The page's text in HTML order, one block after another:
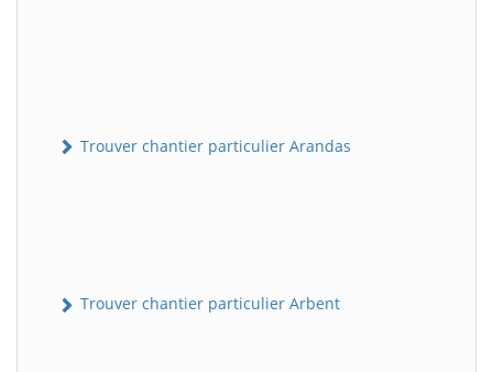
Trouver chantier particulier Arandas
Trouver chantier particulier Arbent